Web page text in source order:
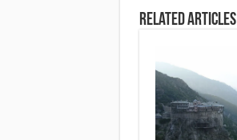
Related Articles